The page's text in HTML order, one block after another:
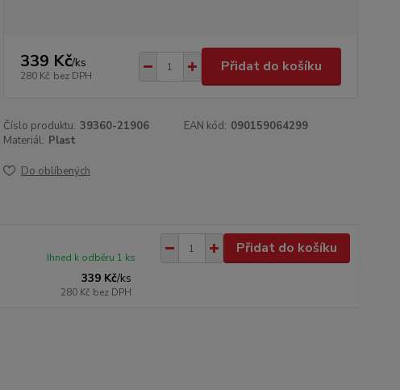
339 Kč/ks
280 Kč bez DPH
Přidat do košíku
Číslo produktu: 39360-21906 EAN kód: 090159064299
Materiál: Plast
Do oblíbených
339 Kč/ks
280 Kč bez DPH
Ihned k odběru 1 ks
Přidat do košíku